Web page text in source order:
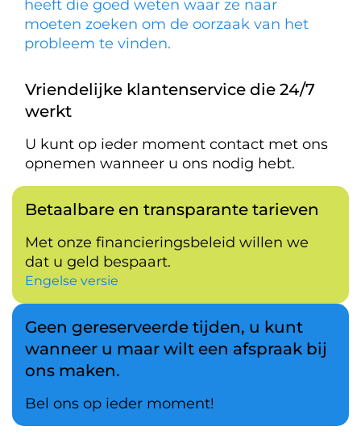
heeft die goed weten waar ze naar
moeten zoeken om de oorzaak van het
probleem te vinden.
Vriendelijke klantenservice die 24/7
werkt
U kunt op ieder moment contact met ons
opnemen wanneer u ons nodig hebt.
Betaalbare en transparante tarieven
Met onze financieringsbeleid willen we
dat u geld bespaart.
Engelse versie
Geen gereserveerde tijden, u kunt
wanneer u maar wilt een afspraak bij
ons maken.
Bel ons op ieder moment!